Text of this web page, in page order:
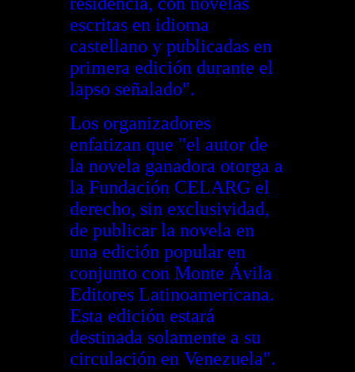
escritas en idioma
castellano y publicadas en
primera edición durante el
lapso señalado".
Los organizadores
enfatizan que "el autor de
la novela ganadora otorga a
la Fundación CELARG el
derecho, sin exclusividad,
de publicar la novela en
una edición popular en
conjunto con Monte Ávila
Editores Latinoamericana.
Esta edición estará
destinada solamente a su
circulación en Venezuela".